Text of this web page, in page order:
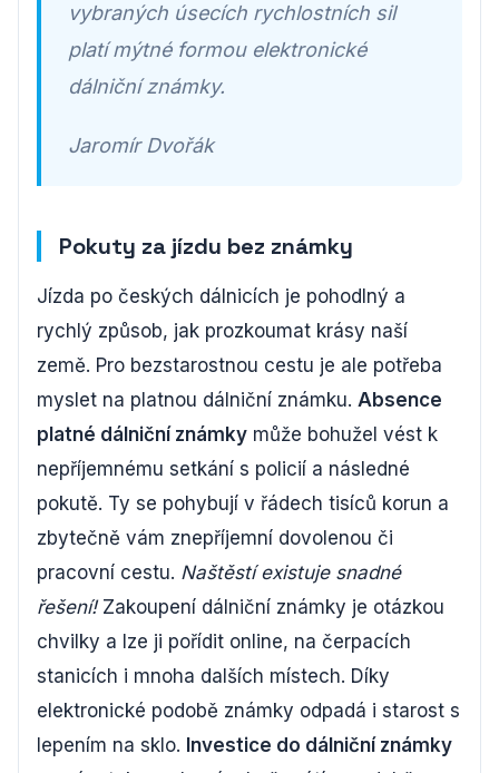
vybraných úsecích rychlostních sil
platí mýtné formou elektronické
dálniční známky.
Jaromír Dvořák
Pokuty za jízdu bez známky
Jízda po českých dálnicích je pohodlný a
rychlý způsob, jak prozkoumat krásy naší
země. Pro bezstarostnou cestu je ale potřeba
myslet na platnou dálniční známku. Absence
platné dálniční známky může bohužel vést k
nepříjemnému setkání s policií a následné
pokutě. Ty se pohybují v řádech tisíců korun a
zbytečně vám znepříjemní dovolenou či
pracovní cestu. Naštěstí existuje snadné
řešení!Zakoupení dálniční známky je otázkou
chvilky a lze ji pořídit online, na čerpacích
stanicích i mnoha dalších místech. Díky
elektronické podobě známky odpadá i starost s
lepením na sklo. Investice do dálniční známky